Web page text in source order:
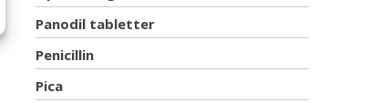
Panodil tabletter
Penicillin
Pica